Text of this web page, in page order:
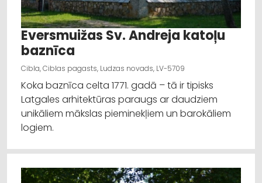
Eversmuižas Sv. Andreja katoļu
baznīca
Cibla, Ciblas pagasts, Ludzas novads, LV-5709
Koka baznīca celta 1771. gadā – tā ir tipisks
Latgales arhitektūras paraugs ar daudziem
unikāliem mākslas pieminekļiem un barokāliem
logiem.